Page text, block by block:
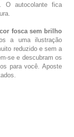
O autocolante fica
cor fosca sem brilho
a uma ilustração
reduzido e sem a
se e descubram os
para você. Aposte